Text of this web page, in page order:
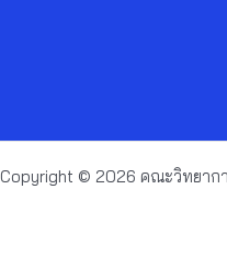
Copyright © 2026 คณะวิทยาก